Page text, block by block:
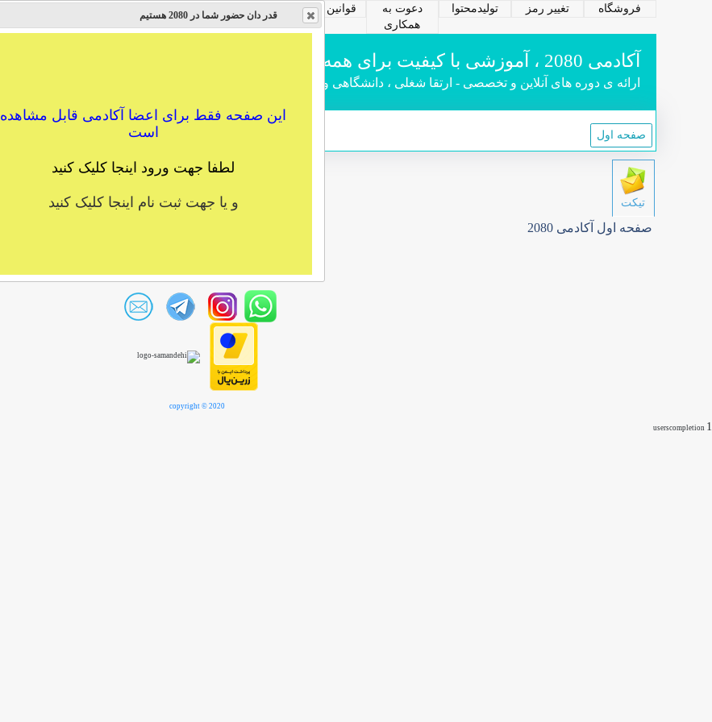
فروشگاه تغییر رمز تولیدمحتوا
دعوت به
همکاری
قوانین تولید پروفایل
راهنمای
کاربران
آکادمی 2080 ، آموزشی با کیفیت برای همه
ارائه ی دوره های آنلاین و تخصصی - ارتقا شغلی ، دانشگاهی و آکادمیک
صفحه اول
تیکت
صفحه اول آکادمی 2080
copyright © 2020
1
userscompletion
قدر دان حضور شما در 2080 هستیم
این صفحه فقط برای اعضا آکادمی قابل مشاهده
است
لطفا جهت ورود اینجا کلیک کنید
و یا جهت ثبت نام اینجا کلیک کنید